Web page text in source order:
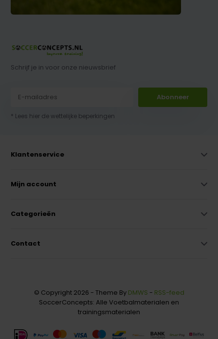
Schrijf je in voor onze nieuwsbrief
Abonneer
* Lees hier de wettelijke beperkingen
Klantenservice
Mijn account
Categorieën
Contact
© Copyright 2026 - Theme By DMWS - RSS-feed
SoccerConcepts: Alle Voetbalmaterialen en
trainingsmaterialen